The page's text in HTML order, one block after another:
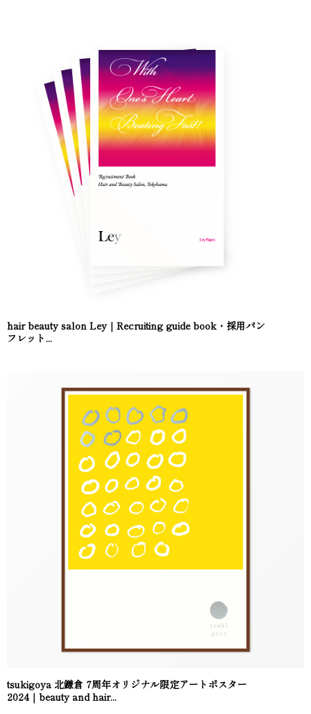
hair beauty salon Ley｜Recruiting guide book・採用パン
フレット...
tsukigoya 北鎌倉 7周年オリジナル限定アートポスター
2024｜beauty and hair...